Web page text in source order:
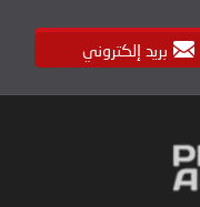
بريد إلكتروني